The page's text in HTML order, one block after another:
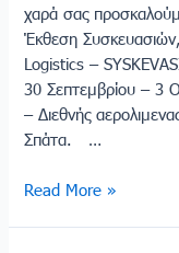
χαρά σας
Έκθεση
Logistics –
30 Σεπτεμβρίου – 3
– Διεθνής
Σπάτα. …
Read More »